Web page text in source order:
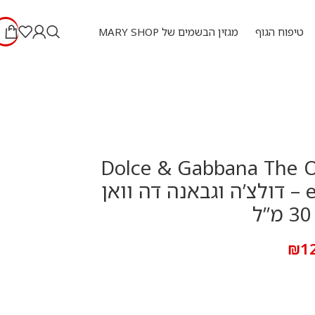
טיפוח הגוף מגזין הבשמים של MARY SHOP
Dolce & Gabbana The
e.d.p 30 ml – דולצ’ה וגבאנה דה וואן
₪